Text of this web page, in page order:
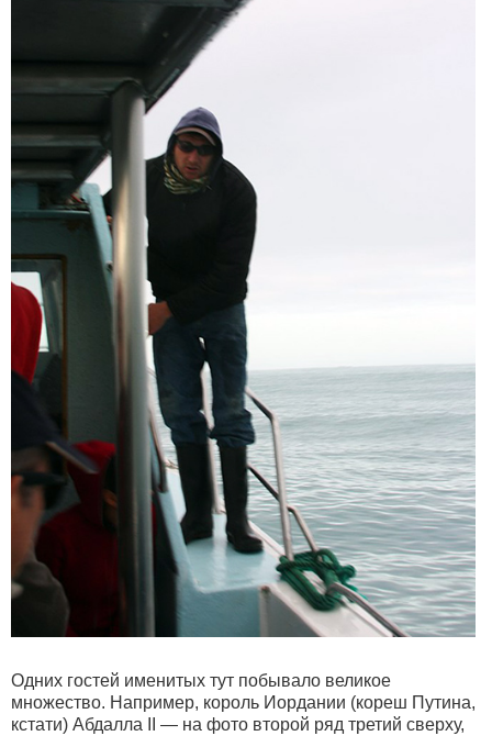
Одних гостей именитых тут побывало великое
множество. Например, король Иордании (кореш Путина,
кстати) Абдалла II — на фото второй ряд третий сверху,